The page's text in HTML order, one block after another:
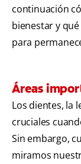
continuación
bienestar y
para
Áreas
Los dientes, la
cruciales
Sin embargo,
miramos